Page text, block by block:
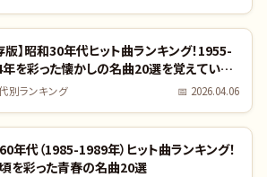
版】昭和30年代ヒット曲ランキング！1955-
を彩った懐かしの名曲20選を覚えていま
｜全曲リスト付き
別ランキング 📅 2026.04.06
年代（1985-1989年）ヒット曲ランキング！
を彩った青春の名曲20選